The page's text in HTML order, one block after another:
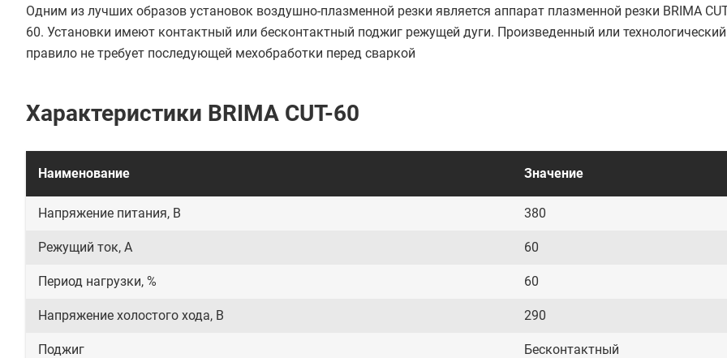
Одним из лучших образов установок воздушно-плазменной резки является аппарат плазменной резки BRIMA
60. Установки имеют контактный или бесконтактный поджиг режущей дуги. Произведенный или
правило не требует последующей мехобработки перед сваркой
Характеристики BRIMA CUT-60
Наименование Значение
Напряжение питания, В 380
Режущий ток, А 60
Период нагрузки, % 60
Напряжение холостого хода, В 290
Поджиг Бесконтактный